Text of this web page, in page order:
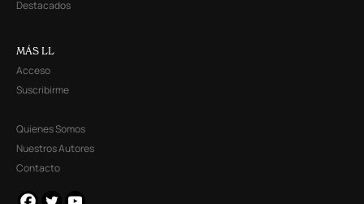
Destacados
MÁS LL
Acceso
Suscribirme
Quienes Somos
Nuestros Autores
Contacto